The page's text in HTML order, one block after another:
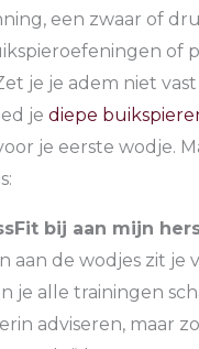
een zwaar of
of
je je adem niet
je diepe
je eerste wodje.
bij aan mijn
aan de wodjes zit je
je alle trainingen
adviseren, maar